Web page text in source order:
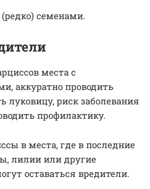
семенами.
места с
аккуратно проводить
луковицу, риск заболевания
профилактику.
в места, где в последние
лилии или другие
оставаться вредители.